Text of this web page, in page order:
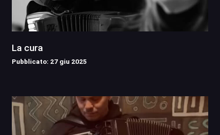
La cura
Pubblicato: 27 giu 2025